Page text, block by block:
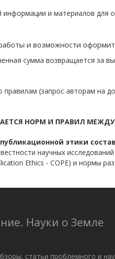
информации и материалов
и возможности
сумма возвращается за
(запрос авторам на
НОРМ И ПРАВИЛ
этики
научных
Ethics - COPE) и нормы
Науки о Земле
статьи проблемного и